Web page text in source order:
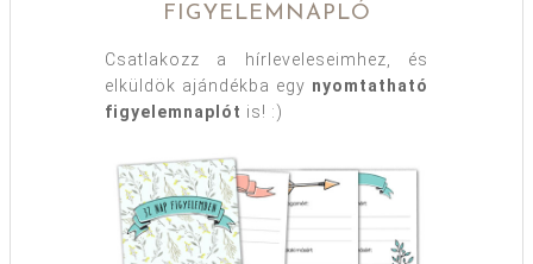
FIGYELEMNAPLÓ
Csatlakozz a hírleveleseimhez, és
elküldök ajándékba egy nyomtatható
figyelemnaplót is! :)